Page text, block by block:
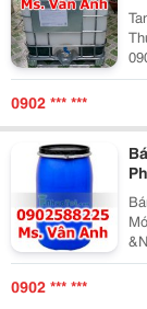
Thùng
0902 *** ***
0902 *** ***